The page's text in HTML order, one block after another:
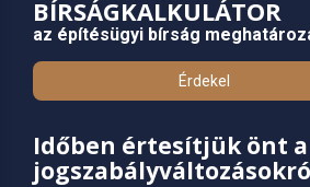
BÍRSÁGKALKULÁTOR
az építésügyi bírság
Érdekel
Időben értesítjük önt a